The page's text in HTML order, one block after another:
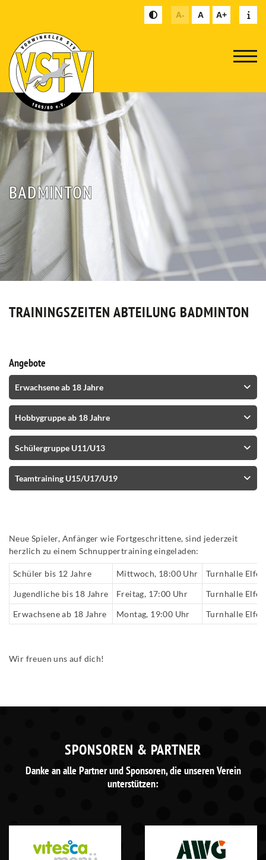
A- A A+
BADMINTON
TRAININGSZEITEN ABTEILUNG BADMINTON
Angebote
Erwachsene ab 18 Jahre
Hobbygruppe ab 18 Jahre
Schülergruppe U11/U13
Teamtraining U15/U17/U19
Neue Spieler, Anfänger wie Fortgeschrittene, sind jederzeit
herzlich zu einem Schnuppertraining eingeladen:
Schüler bis 12 Jahre Mittwoch, 18:00 Uhr
Turnhalle
Jugendliche bis 18 Jahre
Freitag, 17:00 Uhr
Turnhalle
Erwachsene ab 18 Jahre
Montag, 19:00 Uhr Turnhalle
Wir freuen uns auf dich!
SPONSOREN & PARTNER
Danke an alle Partner und Sponsoren, die unseren Verein
unterstützen: